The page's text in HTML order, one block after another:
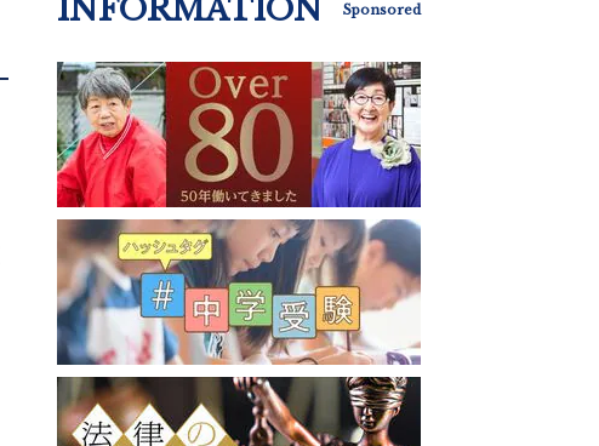
INFORMATION Sponsored